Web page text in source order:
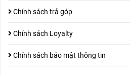
Chính sách trả góp
Chính sách Loyalty
Chính sách bảo mật thông tin